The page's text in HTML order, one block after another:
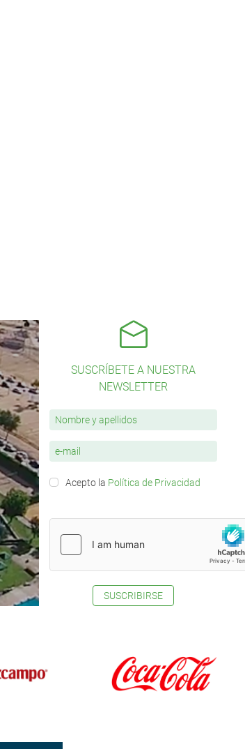
SUSCRÍBETE A NUESTRA
NEWSLETTER
Acepto la Política de Privacidad
SUSCRIBIRSE